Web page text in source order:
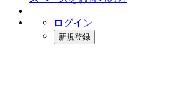
ログイン
新規登録